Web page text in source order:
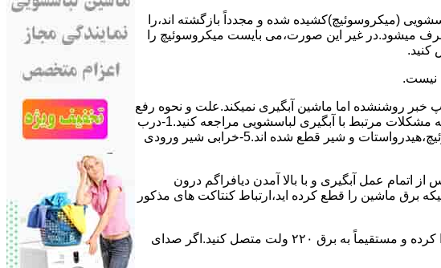
(ﻣﯿﮑﺮوﺳﻮﺋﯿﭻ)کشیده شده و مجدداً بازگشته اند،را
میشود.در ﻏﯿﺮ اﯾﻦ ﺻﻮرت،می بایست ﻣﯿﮑﺮوﺳﻮﺋﯿﭻ را
کنید.
نیست.
ﺧﺒﺮ روشنشده اﻣﺎ ﻣﺎﺷﯿﻦ آﺑﮕﯿﺮی نمیکند.ﻋﻠﺖ و نحوه رﻓﻊ
مشکل:آبگیری کند ماشین لباسشویی و یا آبگیر نکردن آن می تواند دلایل متفاوتی داشته باشد.برای مطالعه بیشتر می توانید به مشکلات مرتبط با آبگیری لباسشویی مراجعه کنید.1-درب
ﻣﺎﺷﯿﻦ ﺑﺎز اﺳﺖ.2-ﻣﯿﮑﺮوﺳﻮﺋﯿﭻ ﺧﺮاب اﺳﺖ.3-ﻫﯿﺪرواﺳﺘﺎت ﺧﺮاب اﺳﺖ.4-سیمهای راﺑﻂ ﺑﯿﻦ ﮐﻠﯿﺪ ﺗﺎﯾﻤﺮ لباسشویی،ﻣﯿﮑﺮوﺳﻮﺋﯿﭻ،ﻫﯿﺪرواﺳﺘﺎت و ﺷﯿﺮ ﻗﻄﻊ ﺷﺪه اند.5-خرابی شیر ورودی
نمیشود.۱٫ ﻫﯿﺪرواﺳﺘﺎت ﺧﺮاب اﺳﺖ.نحوه رﻓﻊ:ﭘﺲ از اﺗﻤﺎم عمل آﺑﮕﯿﺮی و ﺑﺎ ﺑﺎﻻ آﻣﺪن دﯾﺎﻓﺮاﮔﻢ درون
وسیله اهممتر،درحالیکه ﺑﺮق ﻣﺎﺷﯿﻦ را ﻗﻄﻊ کرده اید،ارﺗﺒﺎط ﮐﻨﺘﺎﮐﺖ ﻫﺎی ﻣﺬﮐﻮر
۲٫ ﻣﻮﺗﻮر ﺗﺎﯾﻤﺮ لباسشویی ﺳﻮﺧﺘﻪ اﺳﺖ.نحوه رﻓﻊ:سیمهای ﺑﻮﺑﯿﻦ ﻣﻮﺗﻮر ﺗﺎﯾﻤﺮ ماشین لباسشویی را از ﺳﺎﯾﺮ قسمتهای ﻣﺪار ﺟﺪا کرده و مستقیماً ﺑﻪ برق ۲۲۰ وﻟﺖ ﻣﺘﺼﻞ کنید.اﮔﺮ ﺻﺪای